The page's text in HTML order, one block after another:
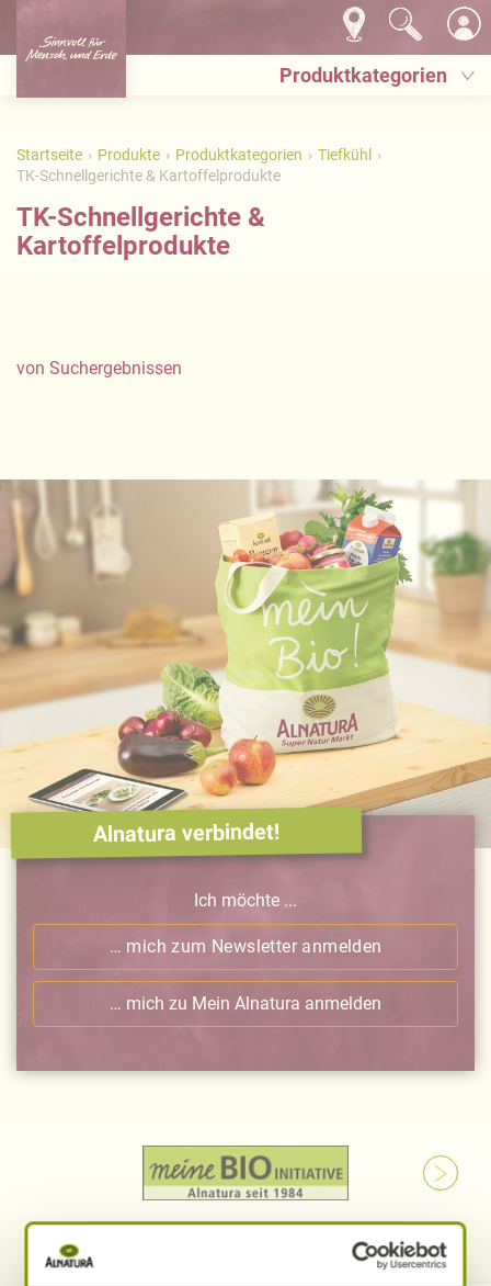
Produktkategorien
Startseite Produkte Produktkategorien
Tiefkühl
TK-Schnellgerichte & Kartoffelprodukte
TK-Schnellgerichte &
Kartoffelprodukte
von Suchergebnissen
Alnatura verbindet!
Ich möchte ...
… mich zum Newsletter anmelden
… mich zu Mein Alnatura anmelden